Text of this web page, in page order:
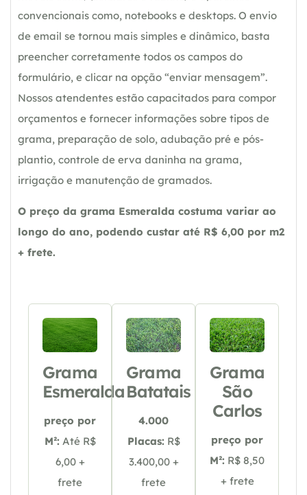
convencionais como, notebooks e desktops. O envio
de email se tornou mais simples e dinâmico, basta
preencher corretamente todos os campos do
formulário, e clicar na opção “enviar mensagem”.
Nossos atendentes estão capacitados para compor
orçamentos e fornecer informações sobre tipos de
grama, preparação de solo, adubação pré e pós-
plantio, controle de erva daninha na grama,
irrigação e manutenção de gramados.
O preço da grama Esmeralda costuma variar ao
longo do ano, podendo custar até R$ 6,00 por m2
+ frete.
Grama
Esmeralda
preço por
M²: Até R$
6,00 +
frete
Grama
Batatais
4.000
Placas: R$
3.400,00 +
frete
Grama
São
Carlos
preço por
M²: R$ 8,50
+ frete